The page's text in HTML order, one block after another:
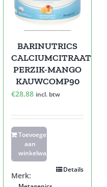
BARINUTRICS
CALCIUMCITRAAT
PERZIK-MANGO
KAUWCOMP90
€28,88 incl. btw
Toevoegen
aan
winkelwagen
Details
Merk: